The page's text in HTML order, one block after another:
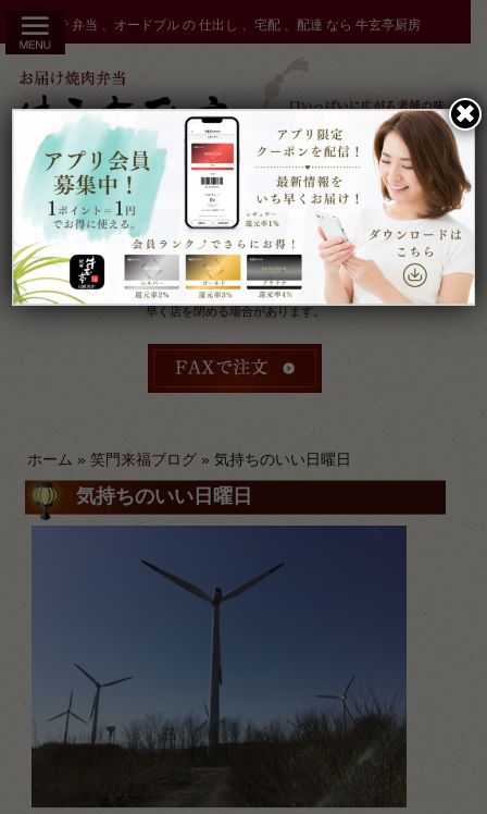
ツ
秋田市 で 弁当 、オードブル の 仕出し 、宅配 、配達 なら 牛玄亭厨房
受付：9時～17時 締切：前日15時まで
定休：元日 その他不定休
ケータリングやその他のご予約により
早く店を閉める場合があります。
ホーム »笑門来福ブログ »気持ちのいい日曜日
気持ちのいい日曜日
✖︎